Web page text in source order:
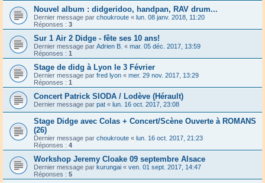
Nouvel album : didgeridoo, handpan, RAV drum...
Dernier message par choukroute « lun. 08 janv. 2018, 11:20
Réponses : 3
Sur 1 Air 2 Didge - fête ses 10 ans!
Dernier message par Adrien B. « mar. 05 déc. 2017, 13:59
Réponses : 1
Stage de didg à Lyon le 3 Février
Dernier message par fred lyon « mer. 29 nov. 2017, 13:29
Réponses : 1
Concert Patrick SIODA / Lodève (Hérault)
Dernier message par pat « lun. 16 oct. 2017, 23:08
Stage Didge avec Colas + Concert/Scène Ouverte à ROMANS
(26)
Dernier message par choukroute « lun. 16 oct. 2017, 21:23
Réponses : 4
Workshop Jeremy Cloake 09 septembre Alsace
Dernier message par kurungai « ven. 01 sept. 2017, 14:47
Réponses : 5